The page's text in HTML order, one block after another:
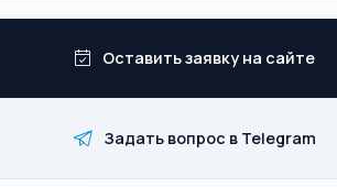
Оставить заявку на сайте
Задать вопрос в Telegram